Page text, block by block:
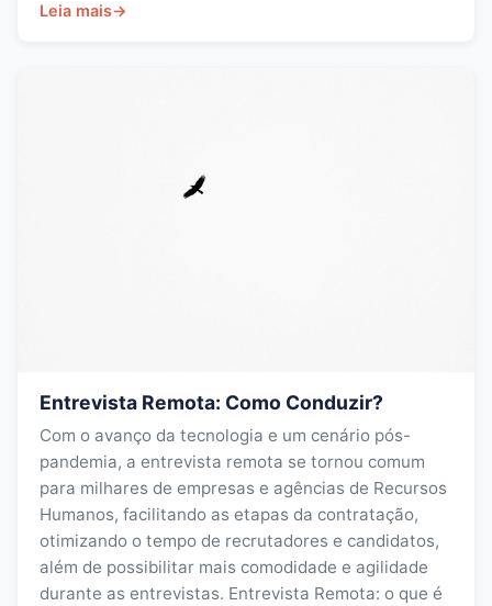
Leia mais→
Entrevista Remota: Como Conduzir?
Com o avanço da tecnologia e um cenário pós-
pandemia, a entrevista remota se tornou comum
para milhares de empresas e agências de Recursos
Humanos, facilitando as etapas da contratação,
otimizando o tempo de recrutadores e candidatos,
além de possibilitar mais comodidade e agilidade
durante as entrevistas. Entrevista Remota: o que é